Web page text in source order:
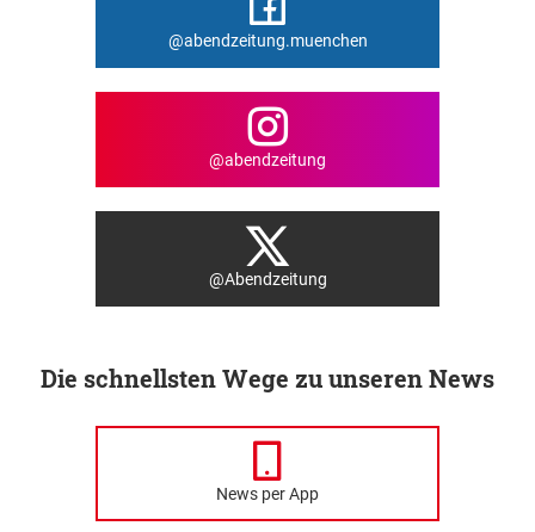
@abendzeitung.muenchen
@abendzeitung
@Abendzeitung
Die schnellsten Wege zu unseren News
News per App